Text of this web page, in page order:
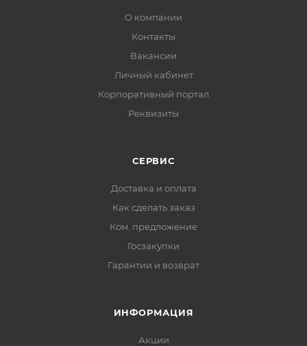
О компании
Контакты
Вакансии
Личный кабинет
Корпоративный портал
Реквизиты
СЕРВИС
Доставка и оплата
Как сделать заказ
Ком. предложение
Госзакупки
Гарантии и возврат
ИНФОРМАЦИЯ
Акции